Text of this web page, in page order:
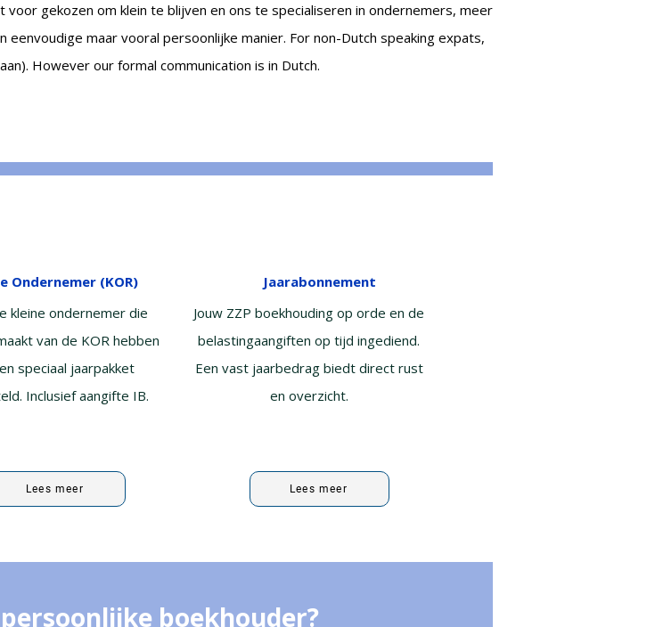
gekozen om klein te blijven en ons te specialiseren in ondernemers, meer
eenvoudige maar vooral persoonlijke manier. For non-Dutch speaking expats,
However our formal communication is in Dutch.
kleine ondernemer die
van de KOR hebben
speciaal jaarpakket
Inclusief aangifte IB.
Jouw ZZP boekhouding op orde en de
belastingaangiften op tijd ingediend.
Een vast jaarbedrag biedt direct rust
en overzicht.
Lees meer Lees meer
Ondernemer (KOR) Jaarabonnement
boekhouder?